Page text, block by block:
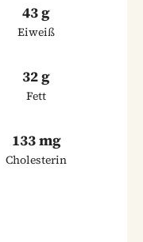
43 g
Eiweiß
32 g
Fett
133 mg
Cholesterin